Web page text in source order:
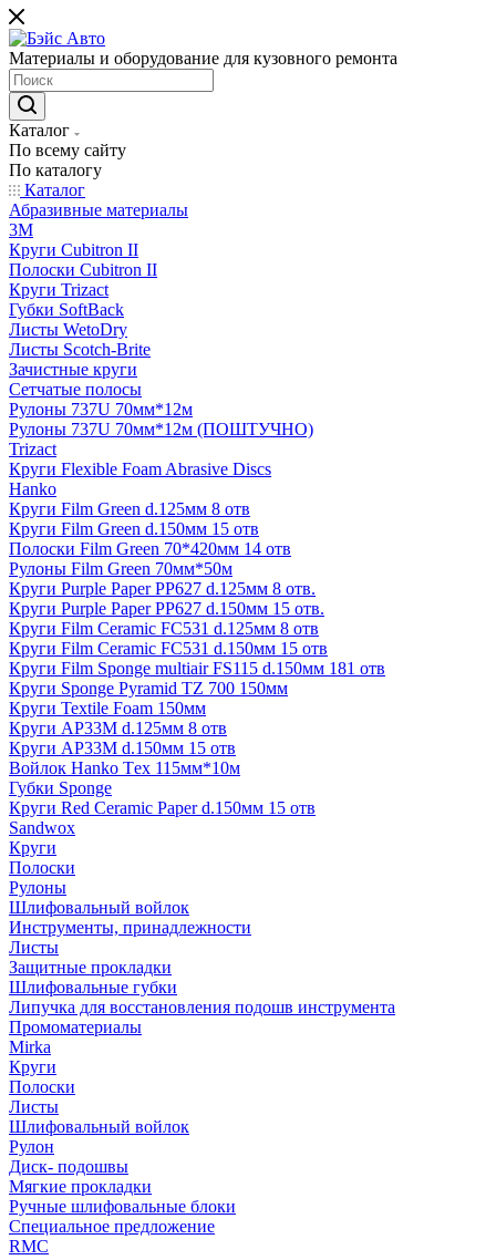
Материалы и оборудование для кузовного ремонта
Каталог
По всему сайту
По каталогу
Каталог
Абразивные материалы
3M
Круги Cubitron II
Полоски Cubitron II
Круги Trizact
Губки SoftBack
Листы WetoDry
Листы Scotch-Brite
Зачистные круги
Сетчатые полосы
Рулоны 737U 70мм*12м
Рулоны 737U 70мм*12м (ПОШТУЧНО)
Trizact
Круги Flexible Foam Abrasive Discs
Hanko
Круги Film Green d.125мм 8 отв
Круги Film Green d.150мм 15 отв
Полоски Film Green 70*420мм 14 отв
Рулоны Film Green 70мм*50м
Круги Purple Paper PP627 d.125мм 8 отв.
Круги Purple Paper PP627 d.150мм 15 отв.
Круги Film Ceramic FC531 d.125мм 8 отв
Круги Film Ceramic FC531 d.150мм 15 отв
Круги Film Sponge multiair FS115 d.150мм 181 отв
Круги Sponge Pyramid TZ 700 150мм
Круги Textile Foam 150мм
Круги AP33M d.125мм 8 отв
Круги AP33M d.150мм 15 отв
Войлок Hanko Tех 115мм*10м
Губки Sponge
Круги Red Ceramic Paper d.150мм 15 отв
Sandwox
Круги
Полоски
Рулоны
Шлифовальный войлок
Инструменты, принадлежности
Листы
Защитные прокладки
Шлифовальные губки
Липучка для восстановления подошв инструмента
Промоматериалы
Mirka
Круги
Полоски
Листы
Шлифовальный войлок
Рулон
Диск- подошвы
Мягкие прокладки
Ручные шлифовальные блоки
Специальное предложение
RMC